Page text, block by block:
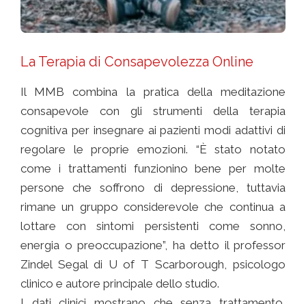
La Terapia di Consapevolezza Online
Il MMB combina la pratica della meditazione
consapevole con gli strumenti della terapia
cognitiva per insegnare ai pazienti modi adattivi di
regolare le proprie emozioni. “È stato notato
come i trattamenti funzionino bene per molte
persone che soffrono di depressione, tuttavia
rimane un gruppo considerevole che continua a
lottare con sintomi persistenti come sonno,
energia o preoccupazione”, ha detto il professor
Zindel Segal di U of T Scarborough, psicologo
clinico e autore principale dello studio.